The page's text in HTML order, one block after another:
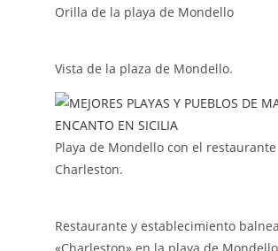
Orilla de la playa de Mondello
Vista de la plaza de Mondello.
Playa de Mondello con el restaurante
Charleston.
Restaurante y establecimiento